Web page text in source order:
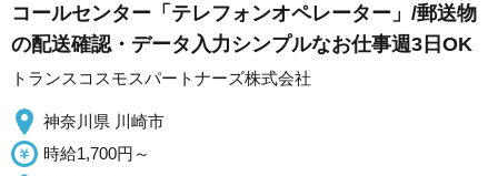
コールセンター「テレフォンオペレーター」/郵送物
の配送確認・データ入力シンプルなお仕事週3日OK
トランスコスモスパートナーズ株式会社
神奈川県 川崎市
時給1,700円～